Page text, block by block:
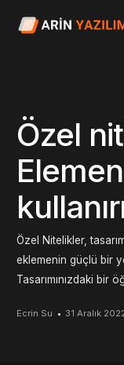
Özel
Özel Nitelikler,
eklemenin güçlü bir
Tasarımınızdaki bir
Ecrin Su 31 Aralık